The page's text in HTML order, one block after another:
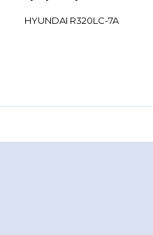
гидравлический
HYUNDAI R320LC-7A